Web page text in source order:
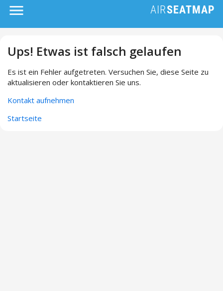
Ups! Etwas ist falsch gelaufen
Es ist ein Fehler aufgetreten. Versuchen Sie, diese Seite zu
aktualisieren oder kontaktieren Sie uns.
Kontakt aufnehmen
Startseite